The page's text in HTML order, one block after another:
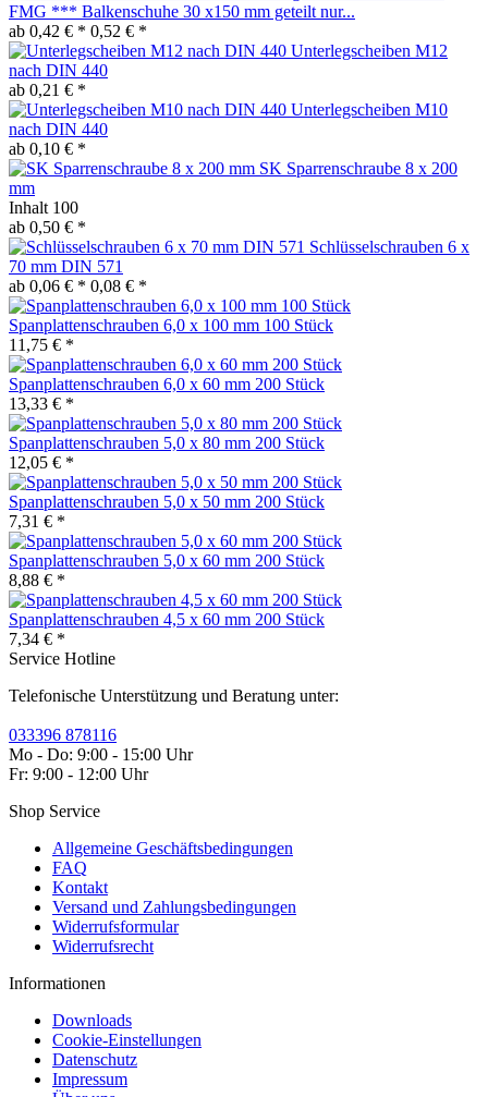
FMG *** Balkenschuhe 30 x150 mm geteilt nur...
ab 0,42 € * 0,52 € *
Unterlegscheiben M12
nach DIN 440
ab 0,21 € *
Unterlegscheiben M10
nach DIN 440
ab 0,10 € *
SK Sparrenschraube 8 x 200
mm
Inhalt 100
ab 0,50 € *
Schlüsselschrauben 6 x
70 mm DIN 571
ab 0,06 € * 0,08 € *
Spanplattenschrauben 6,0 x 100 mm 100 Stück
11,75 € *
Spanplattenschrauben 6,0 x 60 mm 200 Stück
13,33 € *
Spanplattenschrauben 5,0 x 80 mm 200 Stück
12,05 € *
Spanplattenschrauben 5,0 x 50 mm 200 Stück
7,31 € *
Spanplattenschrauben 5,0 x 60 mm 200 Stück
8,88 € *
Spanplattenschrauben 4,5 x 60 mm 200 Stück
7,34 € *
Service Hotline
Telefonische Unterstützung und Beratung unter:
033396 878116
Mo - Do: 9:00 - 15:00 Uhr
Fr: 9:00 - 12:00 Uhr
Shop Service
Allgemeine Geschäftsbedingungen
FAQ
Kontakt
Versand und Zahlungsbedingungen
Widerrufsformular
Widerrufsrecht
Informationen
Downloads
Cookie-Einstellungen
Datenschutz
Impressum